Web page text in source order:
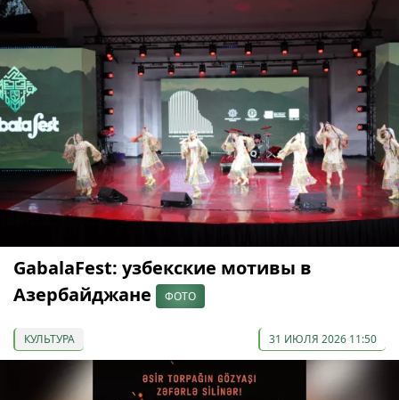
GabalaFest: узбекские мотивы в
Азербайджане
ФОТО
КУЛЬТУРА 31 ИЮЛЯ 2026 11:50